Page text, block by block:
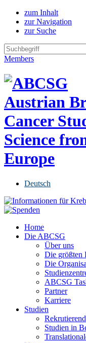
zum Inhalt
zur Navigation
zur Suche
Members
Austrian
Cancer
Science
Europe
Deutsch
Home
Die ABCSG
Über uns
Die größten
Die
ABCSG
Partner
Karriere
Studien
Studien in